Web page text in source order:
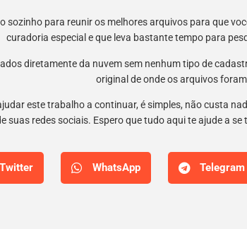
sozinho para reunir os melhores arquivos para que
curadoria especial e que leva bastante tempo para
diretamente da nuvem sem nenhum tipo de
original de onde os arquivos
este trabalho a continuar, é simples, não custa
suas redes sociais. Espero que tudo aqui te ajude a
Twitter WhatsApp Telegram